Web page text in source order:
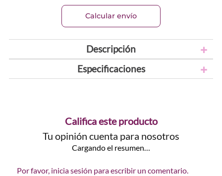
Calcular envío
Descripción
Especificaciones
Califica este producto
Tu opinión cuenta para nosotros
Cargando el resumen…
Por favor, inicia sesión para escribir un comentario.